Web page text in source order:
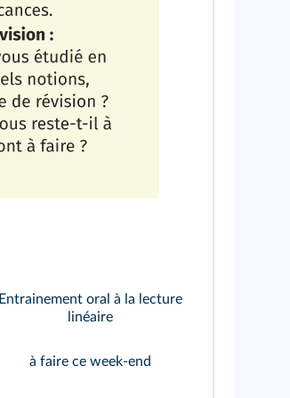
Entrainement oral à la lecture
linéaire
à faire ce week‑end